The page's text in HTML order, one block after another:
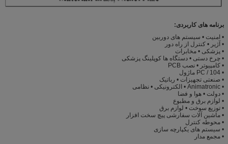
برنامه های کاربردی:
• امنیت • سیستم های دوربین
• آژیر • کنترل از راه دور
• پزشکی • مخابرات
• چرخ دستی • دستگاه ها کوپلینگ پزشکی
• کامپیوتر • نصب PCB
• PC / 104 ماژول
• صنعتی تجهیزات • رباتیک
• Animatronic • الکترونیکی • نظامی
• دولت • هوا و فضا
• لوازم برق و مطبوع
• توزیع سوخت • لوازم برق
• ماشین آلات سفارشی پیچ سخت افزار
• محوطه کنترل
• سیستم های یکپارچه سازی
• مجمع مدار